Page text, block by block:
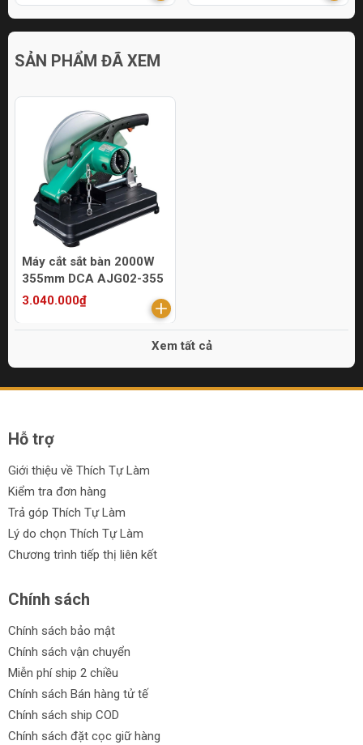
SẢN PHẨM ĐÃ XEM
Máy cắt sắt bàn 2000W
355mm DCA AJG02-355
3.040.000₫
Xem tất cả
Hỗ trợ
Giới thiệu về Thích Tự Làm
Kiểm tra đơn hàng
Trả góp Thích Tự Làm
Lý do chọn Thích Tự Làm
Chương trình tiếp thị liên kết
Chính sách
Chính sách bảo mật
Chính sách vận chuyển
Miễn phí ship 2 chiều
Chính sách Bán hàng tử tế
Chính sách ship COD
Chính sách đặt cọc giữ hàng